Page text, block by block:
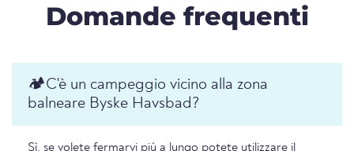
Domande frequenti
🏕️️C'è un campeggio vicino alla zona
balneare Byske Havsbad?
Sì, se volete fermarvi più a lungo potete utilizzare il